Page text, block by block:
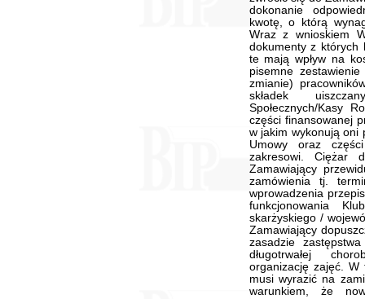
dokonanie
kwotę, o którą
Wraz z wnioskiem
dokumenty z których
te mają wpływ na
pisemne
zmianie)
składek
Społecznych/Kasy
części finansowanej
w jakim wykonują oni
Umowy oraz
zakresowi. Ciężar
Zamawiający
zamówienia tj.
wprowadzenia
funkcjonowania
skarżyskiego /
Zamawiający
zasadzie
długotrwałej
organizację zajęć. W
musi wyrazić na
warunkiem, że